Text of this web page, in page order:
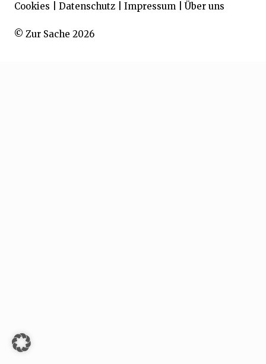
© Zur Sache 2026
Cookies Datenschutz Impressum Über uns